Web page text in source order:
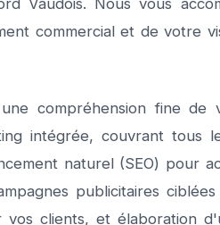
Vaudois. Nous vous
commercial et de votre
compréhension fine de
intégrée, couvrant tous
naturel (SEO) pour
publicitaires
clients, et élaboration